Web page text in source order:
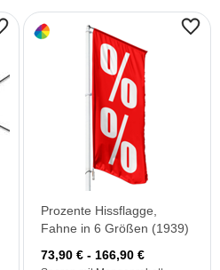
Prozente Hissflagge,
Fahne in 6 Größen (1939)
73,90 € - 166,90 €